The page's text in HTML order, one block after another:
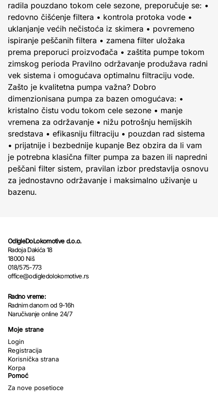
radila pouzdano tokom cele sezone, preporučuje se: •
redovno čišćenje filtera • kontrola protoka vode •
uklanjanje većih nečistoća iz skimera • povremeno
ispiranje peščanih filtera • zamena filter uložaka
prema preporuci proizvođača • zaštita pumpe tokom
zimskog perioda Pravilno održavanje produžava radni
vek sistema i omogućava optimalnu filtraciju vode.
Zašto je kvalitetna pumpa važna? Dobro
dimenzionisana pumpa za bazen omogućava: •
kristalno čistu vodu tokom cele sezone • manje
vremena za održavanje • nižu potrošnju hemijskih
sredstava • efikasniju filtraciju • pouzdan rad sistema
• prijatnije i bezbednije kupanje Bez obzira da li vam
je potrebna klasična filter pumpa za bazen ili napredni
peščani filter sistem, pravilan izbor predstavlja osnovu
za jednostavno održavanje i maksimalno uživanje u
bazenu.
OdIgleDoLokomotive d.o.o.
Radoja Dakića 18
18000 Niš
018/575-773
office@odigledolokomotive.rs
Radno vreme:
Radnim danom od 9-16h
Naručivanje online 24/7
Moje strane
Login
Registracija
Korisnička strana
Korpa
Pomoć
Za nove posetioce